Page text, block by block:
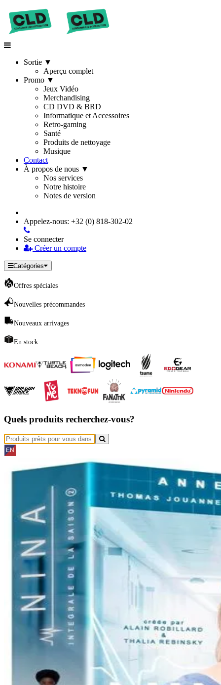
Sortie ▼
Aperçu complet
Promo ▼
Jeux Vidéo
Merchandising
CD DVD & BRD
Informatique et Accessoires
Retro-gaming
Santé
Produits de nettoyage
Musique
Contact
À propos de nous ▼
Nos services
Notre histoire
Notes de version
Appelez-nous: +32 (0) 818-302-02
Se connecter
Créer un compte
Catégories
Offres spéciales
Nouvelles précommandes
Nouveaux arrivages
En stock
Quels produits recherchez-vous?